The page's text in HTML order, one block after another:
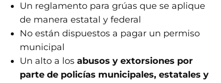
Un reglamento para grúas que se aplique
de manera estatal y federal
No están dispuestos a pagar un permiso
municipal
Un alto a losabusos y extorsiones por
parte de policías municipales, estatales y